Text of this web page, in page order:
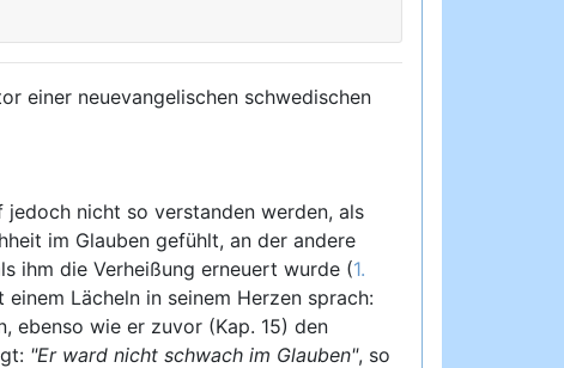
einer neuevangelischen schwedischen
nicht so verstanden werden, als
im Glauben gefühlt, an der andere
ihm die Verheißung erneuert wurde (1.
Lächeln in seinem Herzen sprach:
ebenso wie er zuvor (Kap. 15) den
"Er ward nicht schwach im Glauben", so